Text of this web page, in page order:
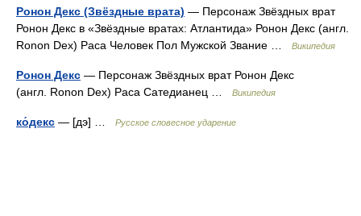
Ронон Декс (Звёздные врата) — Персонаж Звёздных врат
Ронон Декс в «Звёздные вратах: Атлантида» Ронон Декс (англ.
Ronon Dex) Раса Человек Пол Мужской Звание …
Википедия
Ронон Декс — Персонаж Звёздных врат Ронон Декс
(англ. Ronon Dex) Раса Сатедианец …
Википедия
ко́декс — [дэ] … Русское словесное ударение